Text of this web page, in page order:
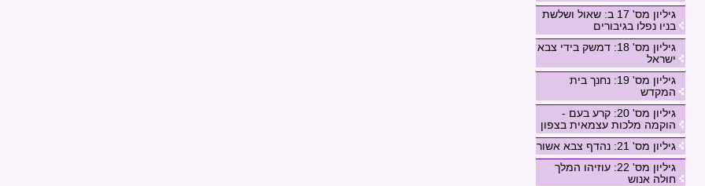
גיליון מס' 17 ב: שאול ושלשת
בניו נפלו בגיבורים
גיליון מס' 18: דמשק בידי צבא
ישראל
גיליון מס' 19: נחנך בית
המקדש
גיליון מס' 20: קרע בעם -
הוקמה מלכות עצמאית בצפון
גיליון מס' 21: נהדף צבא אשור
גיליון מס' 22: עוזיהו המלך
חולה אנוש